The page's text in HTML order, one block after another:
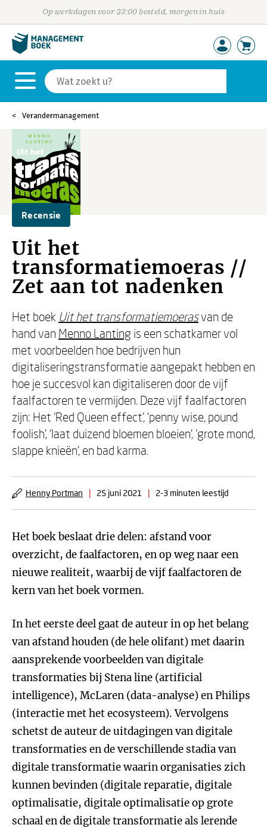
Op werkdagen voor 23:00 besteld, morgen in huis
Verandermanagement
Recensie
Uit het
transformatiemoeras //
Zet aan tot nadenken
Het boek Uit het transformatiemoerasvan de
hand van Menno Lanting is een schatkamer vol
met voorbeelden hoe bedrijven hun
digitaliseringstransformatie aangepakt hebben en
hoe je succesvol kan digitaliseren door de vijf
faalfactoren te vermijden. Deze vijf faalfactoren
zijn: Het ‘Red Queen effect’, ‘penny wise, pound
foolish’, ‘laat duizend bloemen bloeien’, ‘grote mond,
slappe knieën’, en bad karma.
Henny Portman | 25 juni 2021 | 2-3 minuten leestijd
Het boek beslaat drie delen: afstand voor
overzicht, de faalfactoren, en op weg naar een
nieuwe realiteit, waarbij de vijf faalfactoren de
kern van het boek vormen.
In het eerste deel gaat de auteur in op het belang
van afstand houden (de hele olifant) met daarin
aansprekende voorbeelden van digitale
transformaties bij Stena line (artificial
intelligence), McLaren (data-analyse) en Philips
(interactie met het ecosysteem). Vervolgens
schetst de auteur de uitdagingen van digitale
transformaties en de verschillende stadia van
digitale transformatie waarin organisaties zich
kunnen bevinden (digitale reparatie, digitale
optimalisatie, digitale optimalisatie op grote
schaal en de digitale transformatie als lerende